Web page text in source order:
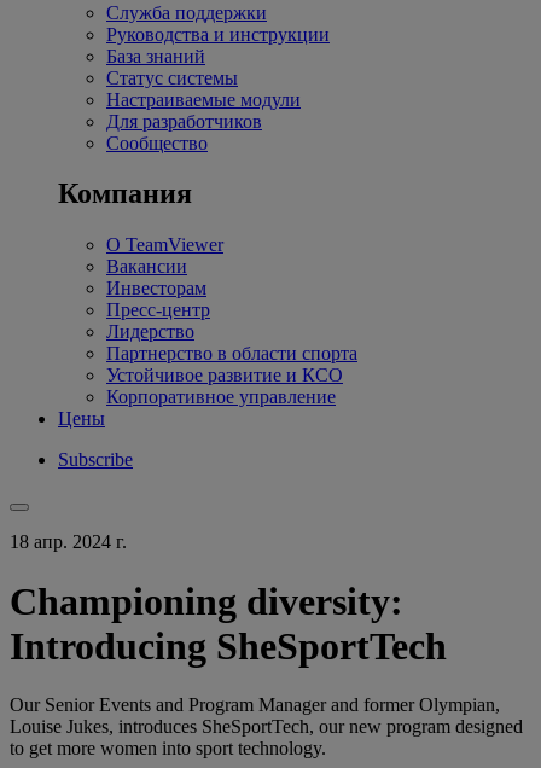
Служба поддержки
Руководства и инструкции
База знаний
Статус системы
Настраиваемые модули
Для разработчиков
Сообщество
Компания
О TeamViewer
Вакансии
Инвесторам
Пресс-центр
Лидерство
Партнерство в области спорта
Устойчивое развитие и КСО
Корпоративное управление
Цены
Subscribe
18 апр. 2024 г.
Championing diversity:
Introducing SheSportTech
Our Senior Events and Program Manager and former Olympian,
Louise Jukes, introduces SheSportTech, our new program designed
to get more women into sport technology.